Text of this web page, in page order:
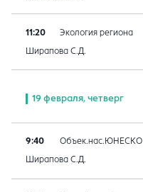
11:20 Экология региона
Ширапова С.Д.
19 февраля, четверг
9:40 Объек.нас.ЮНЕСКО
Ширапова С.Д.